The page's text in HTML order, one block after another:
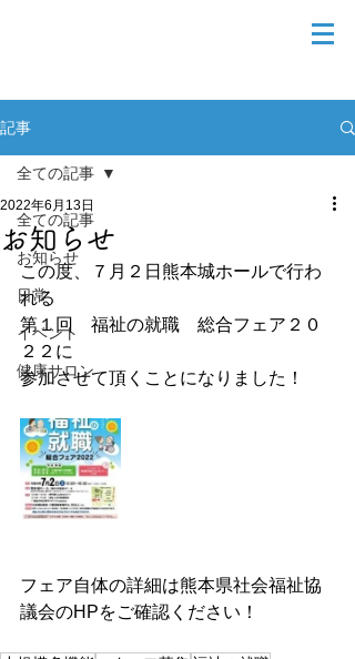
記事
全ての記事
お知らせ
日常
イベント
健康サロン
全ての記事
お知らせ
2022年6月13日
この度、７月２日熊本城ホールで行わ
れる
第１回　福祉の就職　総合フェア２０
２２に
参加させて頂くことになりました！
フェア自体の詳細は熊本県社会福祉協
議会のHPをご確認ください！